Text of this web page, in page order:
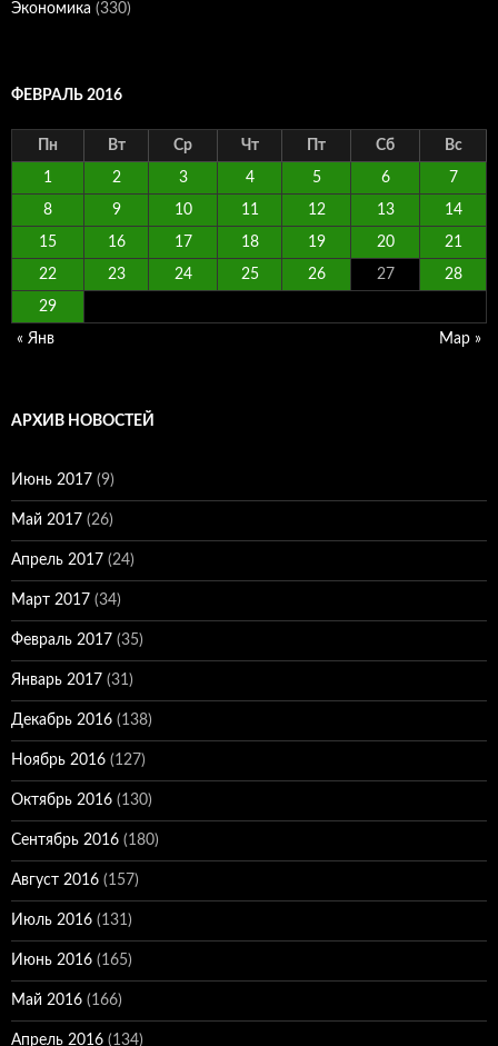
Экономика (330)
ФЕВРАЛЬ 2016
Пн Вт Ср Чт Пт Сб Вс
1 2 3 4 5 6 7
8 9 10 11 12 13 14
15 16 17 18 19 20 21
22 23 24 25 26 27 28
29
« Янв Мар »
АРХИВ НОВОСТЕЙ
Июнь 2017 (9)
Май 2017 (26)
Апрель 2017 (24)
Март 2017 (34)
Февраль 2017 (35)
Январь 2017 (31)
Декабрь 2016 (138)
Ноябрь 2016 (127)
Октябрь 2016 (130)
Сентябрь 2016 (180)
Август 2016 (157)
Июль 2016 (131)
Июнь 2016 (165)
Май 2016 (166)
Апрель 2016 (134)